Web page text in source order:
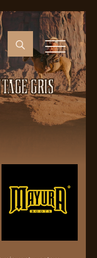
GRIS